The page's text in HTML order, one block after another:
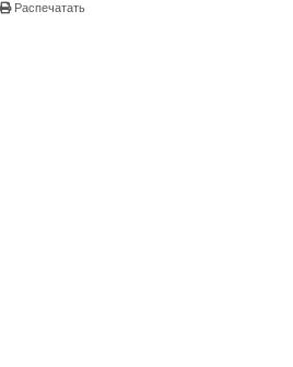
Распечатать